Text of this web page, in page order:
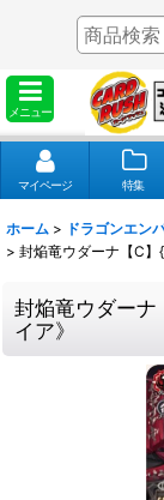
メニュー
マイページ 特集
ホーム > ドラゴンエン
> 封焔竜ウダーナ【C】
封焔竜ウダー
イア》